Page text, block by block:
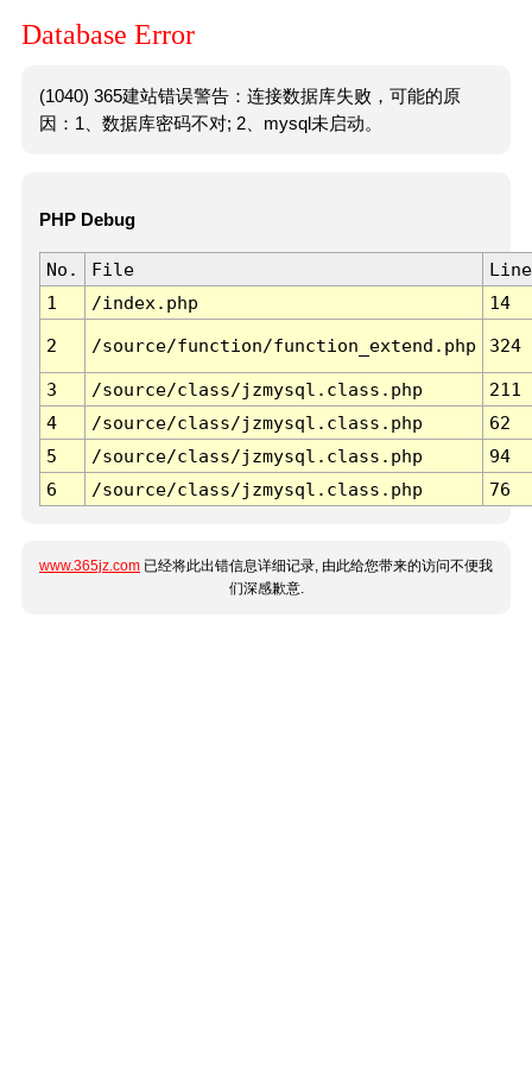
Database Error
(1040) 365建站错误警告：连接数据库失败，可能的原
因：1、数据库密码不对; 2、mysql未启动。
PHP Debug
No. File
Line
1
/index.php 14
2 /source/function/function_extend.php 324
3 /source/class/jzmysql.class.php
211
4
/source/class/jzmysql.class.php
62
5
/source/class/jzmysql.class.php
94
6
/source/class/jzmysql.class.php 76
www.365jz.com 已经将此出错信息详细记录, 由此给您带来的访问不便我
们深感歉意.